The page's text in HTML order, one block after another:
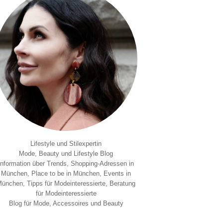
Lifestyle und Stilexpertin
Mode, Beauty und Lifestyle Blog
über Trends, Shopping-Adressen in
München, Place to be in München, Events in
Tipps für Modeinteressierte, Beratung
für Modeinteressierte
Blog für Mode, Accessoires und Beauty